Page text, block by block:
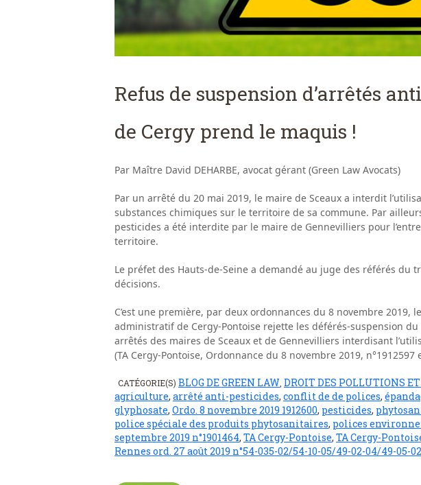
Refus de suspension d’arrêtés
de Cergy prend le maquis !
Par Maître David DEHARBE, avocat gérant (Green Law Avocats)
Par un arrêté du 20 mai 2019, le maire de Sceaux a interdit
substances chimiques sur le territoire de sa commune. Par
pesticides a été interdite par le maire de Gennevilliers pour
territoire.
Le préfet des Hauts-de-Seine a demandé au juge des référés du
décisions.
C’est une première, par deux ordonnances du 8 novembre 2019,
administratif de Cergy-Pontoise rejette les déférés-suspension
arrêtés des maires de Sceaux et de Gennevilliers interdisant
(TA Cergy-Pontoise, Ordonnance du 8 novembre 2019, n°1912597
CATÉGORIE(S) BLOG DE GREEN LAW DROIT DES POLLUTIONS
agriculture, arrêté anti-pesticides, conflit de de polices,
glyphosate, Ordo. 8 novembre 2019 1912600, pesticides,
police spéciale des produits phytosanitaires, polices
septembre 2019 n°1901464, TA Cergy-Pontoise, TA Cergy-
Rennes ord. 27 août 2019 n°54-035-02/54-10-05/49-02-04/49-05-02